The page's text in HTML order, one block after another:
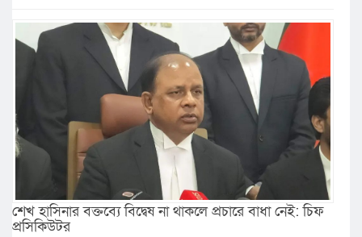
শেখ হাসিনার বক্তব্যে বিদ্বেষ না থাকলে প্রচারে বাধা নেই: চিফ
প্রসিকিউটর